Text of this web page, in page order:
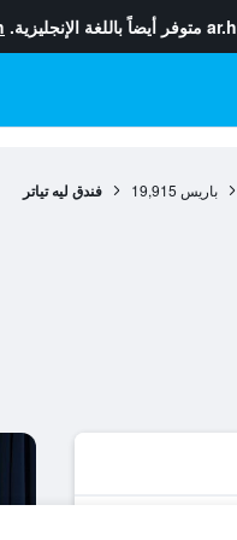
متوفر أيضاً باللغة الإنجليزية.
باريس 19,915 فندق ليه تياتر